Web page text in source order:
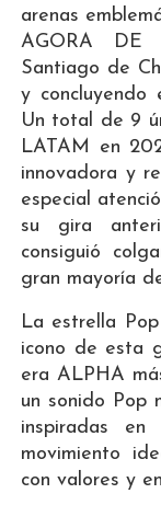
arenas
AGORA DE
Santiago de
y
Un total de 9
LATAM en
innovadora y
especial
su gira
consiguió
gran mayoría
La estrella
icono de esta
era ALPHA
un sonido Pop
inspiradas
movimiento
con valores y